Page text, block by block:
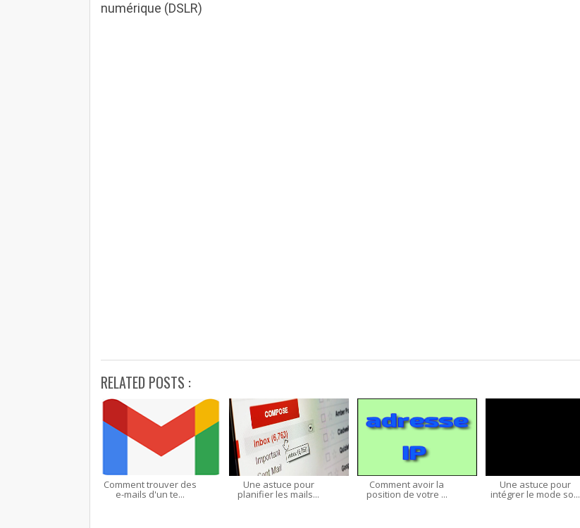
numérique (DSLR)
RELATED POSTS :
Comment trouver des
e-mails d'un te...
Une astuce pour
planifier les mails...
Comment avoir la
position de votre ...
Une astuce pour
intégrer le mode so...